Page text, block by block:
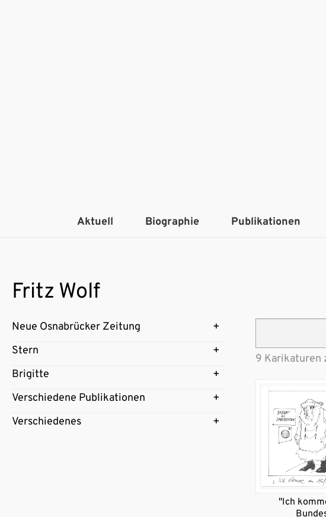
Aktuell Biographie Publikationen
Fritz Wolf
Neue Osnabrücker Zeitung
Stern
Brigitte
Verschiedene Publikationen
Verschiedenes
9 Karikaturen
"Ich